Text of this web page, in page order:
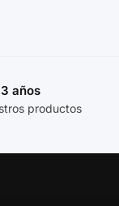
años
productos